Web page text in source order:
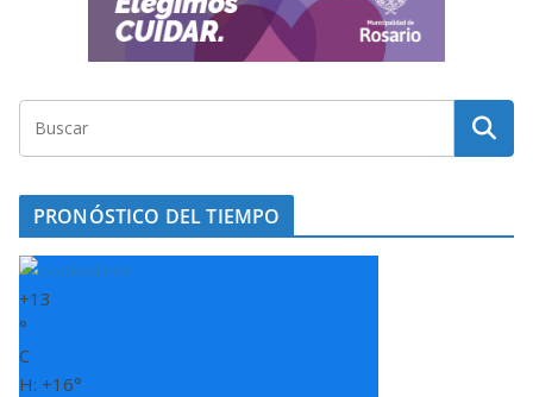
PRONÓSTICO DEL TIEMPO
+13
°
C
H: +16°